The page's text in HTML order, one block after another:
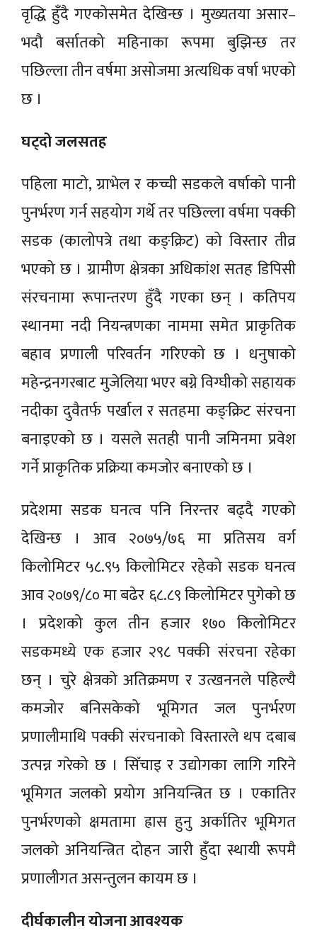
वृद्धि हुँदै गएकोसमेत देखिन्छ । मुख्यतया असार–
भदौ बर्सातको महिनाका रूपमा बुझिन्छ तर
पछिल्ला तीन वर्षमा असोजमा अत्यधिक वर्षा भएको
छ ।
घट्दो जलसतह
पहिला माटो, ग्राभेल र कच्ची सडकले वर्षाको पानी
पुनर्भरण गर्न सहयोग गर्थे तर पछिल्ला वर्षमा पक्की
सडक (कालोपत्रे तथा कङ्क्रिट) को विस्तार तीव्र
भएको छ । ग्रामीण क्षेत्रका अधिकांश सतह डिपिसी
संरचनामा रूपान्तरण हुँदै गएका छन् । कतिपय
स्थानमा नदी नियन्त्रणका नाममा समेत प्राकृतिक
बहाव प्रणाली परिवर्तन गरिएको छ । धनुषाको
महेन्द्रनगरबाट मुजेलिया भएर बग्ने विग्घीको सहायक
नदीका दुवैतर्फ पर्खाल र सतहमा कङ्क्रिट संरचना
बनाइएको छ । यसले सतही पानी जमिनमा प्रवेश
गर्ने प्राकृतिक प्रक्रिया कमजोर बनाएको छ ।
प्रदेशमा सडक घनत्व पनि निरन्तर बढ्दै गएको
देखिन्छ । आव २०७५/७६ मा प्रतिसय वर्ग
किलोमिटर ५८.९५ किलोमिटर रहेको सडक घनत्व
आव २०७९/८० मा बढेर ६८.८९ किलोमिटर पुगेको छ
। प्रदेशको कुल तीन हजार १७० किलोमिटर
सडकमध्ये एक हजार २९८ पक्की संरचना रहेका
छन् । चुरे क्षेत्रको अतिक्रमण र उत्खननले पहिल्यै
कमजोर बनिसकेको भूमिगत जल पुनर्भरण
प्रणालीमाथि पक्की संरचनाको विस्तारले थप दबाब
उत्पन्न गरेको छ । सिँचाइ र उद्योगका लागि गरिने
भूमिगत जलको प्रयोग अनियन्त्रित छ । एकातिर
पुनर्भरणको क्षमतामा ह्रास हुनु अर्कातिर भूमिगत
जलको अनियन्त्रित दोहन जारी हुँदा स्थायी रूपमै
प्रणालीगत असन्तुलन कायम छ ।
दीर्घकालीन योजना आवश्यक